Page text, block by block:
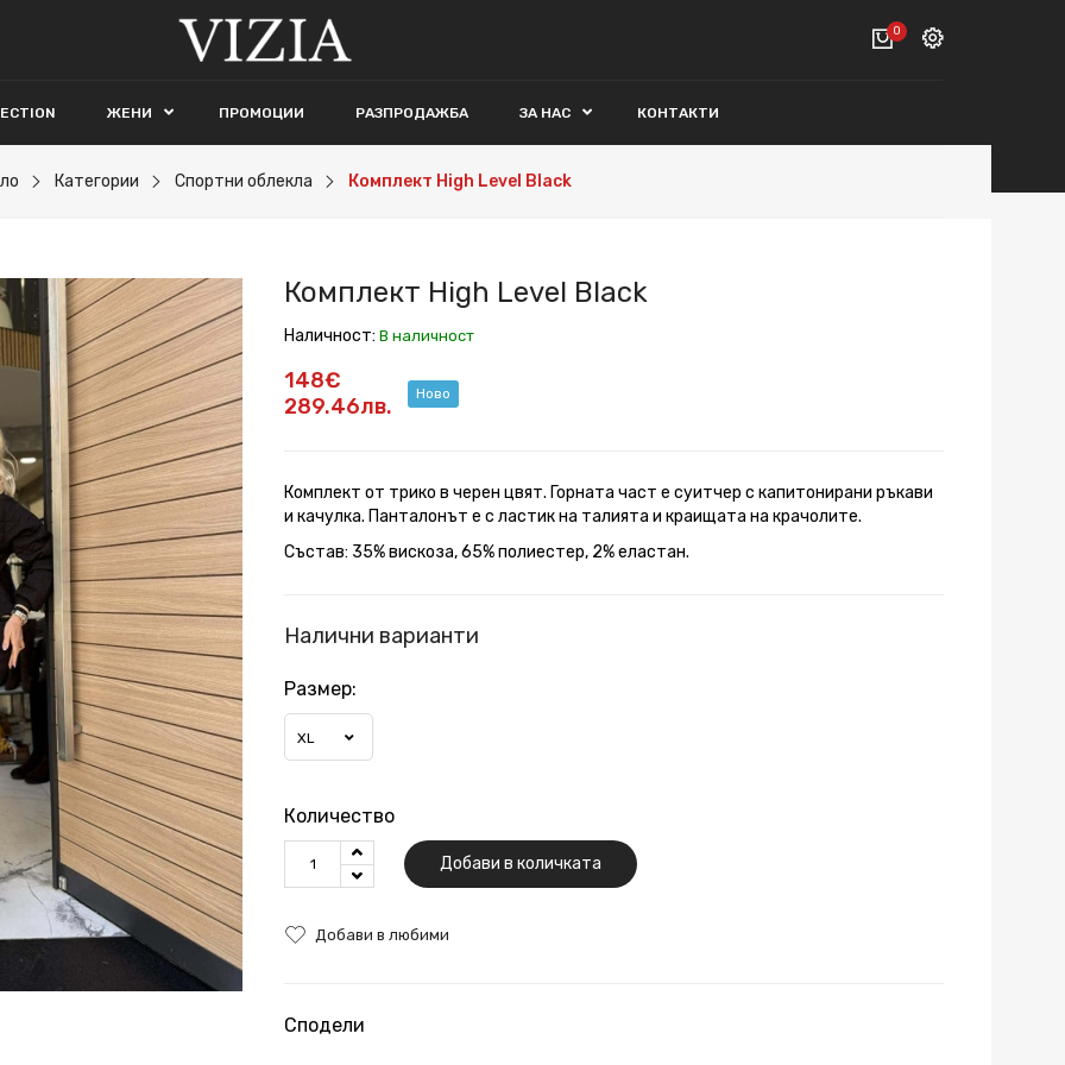
0
ВАШАТА КОЛИЧКА Е ПРАЗНА.
ЖЕНИ ПРОМОЦИИ РАЗПРОДАЖБА ЗА НАС КОНТАКТИ
Категории Спортни облекла Комплект High Level Black
Комплект High Level Black
Наличност: В наличност
148€
289.46лв.
Ново
Комплект от трико в черен цвят. Горната част е суитчер с капитонирани ръкави
и качулка. Панталонът е с ластик на талията и краищата на крачолите.
Състав: 35% вискоза, 65% полиестер, 2% еластан.
Налични варианти
Размер:
XL
Количество
Добави в количката
Добави в любими
Сподели